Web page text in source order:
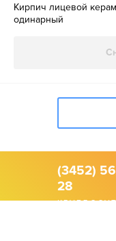
Кирпич лицевой
одинарный
(3452)
28